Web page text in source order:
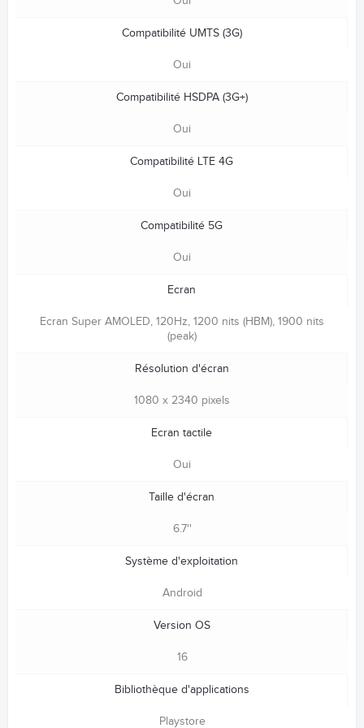
Compatibilité UMTS (3G)
Oui
Compatibilité HSDPA (3G+)
Oui
Compatibilité LTE 4G
Oui
Compatibilité 5G
Oui
Ecran
Ecran Super AMOLED, 120Hz, 1200 nits (HBM), 1900 nits
(peak)
Résolution d'écran
1080 x 2340 pixels
Ecran tactile
Oui
Taille d'écran
6.7''
Système d'exploitation
Android
Version OS
16
Bibliothèque d'applications
Playstore